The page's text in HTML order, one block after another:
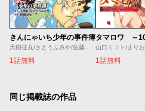
きんにゃいち少年の事件簿
天樹征丸/さとうふみや/佐藤友生
1話無料
山口ミコト/まりお
1話無料
同じ掲載誌の作品